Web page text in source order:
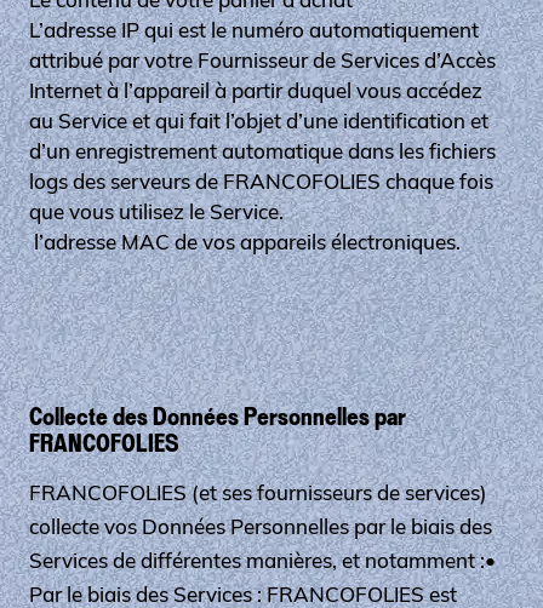
L’adresse IP qui est le numéro automatiquement
attribué par votre Fournisseur de Services d’Accès
Internet à l’appareil à partir duquel vous accédez
au Service et qui fait l’objet d’une identification et
d’un enregistrement automatique dans les fichiers
logs des serveurs de FRANCOFOLIES chaque fois
que vous utilisez le Service.
l’adresse MAC de vos appareils électroniques.
Collecte des Données Personnelles par
FRANCOFOLIES
FRANCOFOLIES (et ses fournisseurs de services)
collecte vos Données Personnelles par le biais des
Services de différentes manières, et notamment :•
Par le biais des Services : FRANCOFOLIES est